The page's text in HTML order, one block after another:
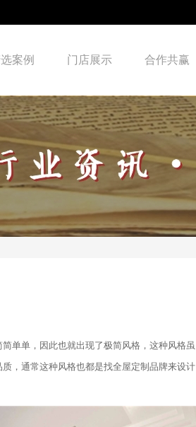
案例 门店展示 合作共赢
单单，因此也就出现了极简风格，这种风格虽
，通常这种风格也都是找全屋定制品牌来设计